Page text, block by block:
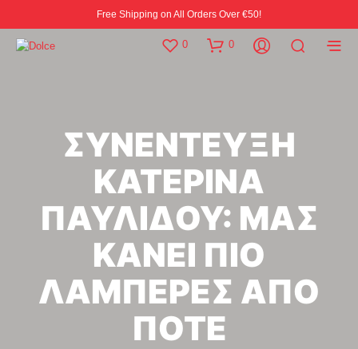
Free Shipping on All Orders Over €50!
0 0
ΣΥΝΕΝΤΕΥΞΗ
ΚΑΤΕΡΙΝΑ
ΠΑΥΛΙΔΟΥ: ΜΑΣ
ΚΑΝΕΙ ΠΙΟ
ΛΑΜΠΕΡΕΣ ΑΠΟ
ΠΟΤΕ